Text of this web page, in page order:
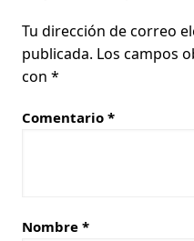
Tu dirección de correo
publicada. Los campos
con *
Comentario *
Nombre *